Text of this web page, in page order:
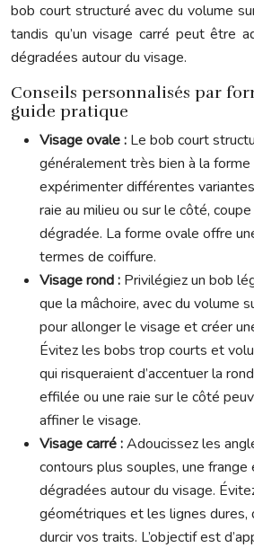
bob court structuré avec du volume
tandis qu’un visage carré peut être
dégradées autour du visage.
Conseils personnalisés par
guide pratique
Visage ovale : Le bob court
généralement très bien à la
expérimenter différentes
raie au milieu ou sur le côté,
dégradée. La forme ovale offre
termes de coiffure.
Visage rond : Privilégiez un bob
que la mâchoire, avec du volume
pour allonger le visage et créer
Évitez les bobs trop courts et
qui risqueraient d’accentuer la
effilée ou une raie sur le côté
affiner le visage.
Visage carré :Adoucissez les
contours plus souples, une
dégradées autour du visage.
géométriques et les lignes dures,
durcir vos traits. L’objectif est